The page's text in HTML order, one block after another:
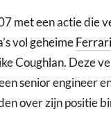
met een actie die
vol geheimeFerrari
Coughlan. Deze
senior engineer
over zijn positie